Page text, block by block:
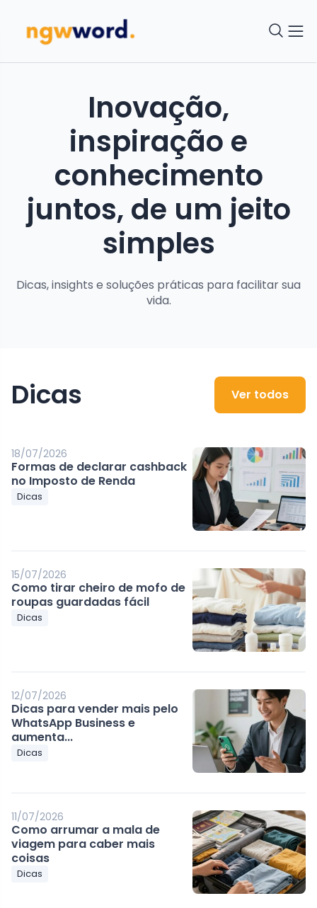
Inovação,
inspiração e
conhecimento
juntos, de um jeito
simples
Dicas, insights e soluções práticas para facilitar sua
vida.
Dicas Ver todos
18/07/2026
Formas de declarar cashback
no Imposto de Renda
Dicas
15/07/2026
Como tirar cheiro de mofo de
roupas guardadas fácil
Dicas
12/07/2026
Dicas para vender mais pelo
WhatsApp Business e
aumenta...
Dicas
11/07/2026
Como arrumar a mala de
viagem para caber mais
coisas
Dicas